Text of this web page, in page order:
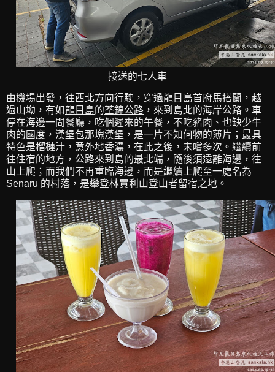
接送的七人車
由機場出發，往西北方向行駛，穿過龍目島首府馬搭蘭 ，越
過山坳，有如龍目島的荃錦公路 ，來到島北的海岸公路。車
停在海邊一間餐廳，吃個遲來的午餐，不吃豬肉、也缺少牛
肉的國度，漢堡包那塊漢堡，是一片不知何物的薄片；最具
特色是榴槤汁，意外地香濃，在此之後，未嚐多次。繼續前
往住宿的地方，公路來到島的最北端，隨後須遠離海邊，往
山上爬；而我們不再重臨海邊，而是繼續上爬至一處名為
Senaru 的村落，是攀登林賈利山登山者留宿之地。